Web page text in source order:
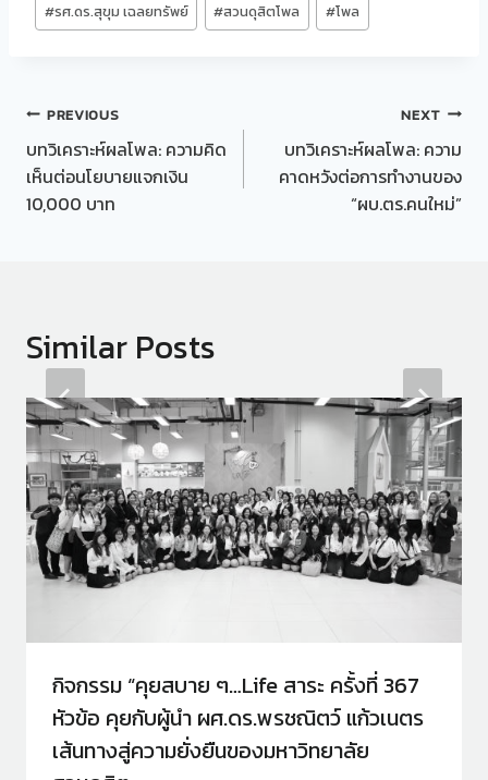
#รศ.ดร.สุขุม เฉลยทรัพย์ #สวนดุสิตโพล #โพล
Post
navigation
PREVIOUS
บทวิเคราะห์ผลโพล: ความคิด
เห็นต่อนโยบายแจกเงิน
10,000 บาท
NEXT
บทวิเคราะห์ผลโพล: ความ
คาดหวังต่อการทำงานของ
“ผบ.ตร.คนใหม่”
Similar Posts
กิจกรรม “คุยสบาย ๆ…Life สาระ ครั้งที่ 367
หัวข้อ คุยกับผู้นำ ผศ.ดร.พรชณิตว์ แก้วเนตร
เส้นทางสู่ความยั่งยืนของมหาวิทยาลัย